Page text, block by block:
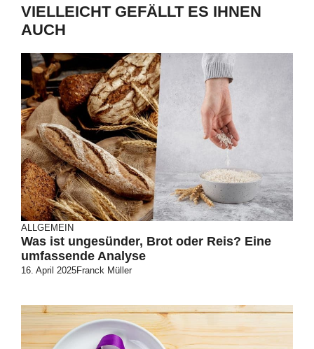
VIELLEICHT GEFÄLLT ES IHNEN
AUCH
ALLGEMEIN
Was ist ungesünder, Brot oder Reis? Eine
umfassende Analyse
16. April 2025Franck Müller